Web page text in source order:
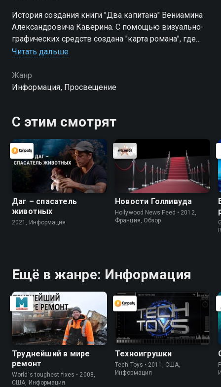
История создания книги "Два капитана" Вениамина
Александровича Каверина. С помощью визуально-
графических средств создана "карта романа", где
авторский вымысел тесно переплетается с
Читать дальше
Жанр
Информация, Просвещение
С этим смотрят
Даг – спасатель
животных
2021, Информация
Новости Голливуда
Hollywood News Feed • 2012,
Франция, Обзор
Ещё в жанре: Информация
Труднейший в мире
ремонт
World's toughest fixes • 2008,
США, Информация
Техноигрушки
Tech Toys • 2011, США,
Информация